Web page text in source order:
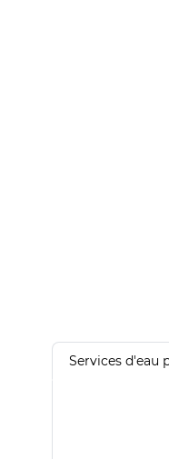
Services d'eau